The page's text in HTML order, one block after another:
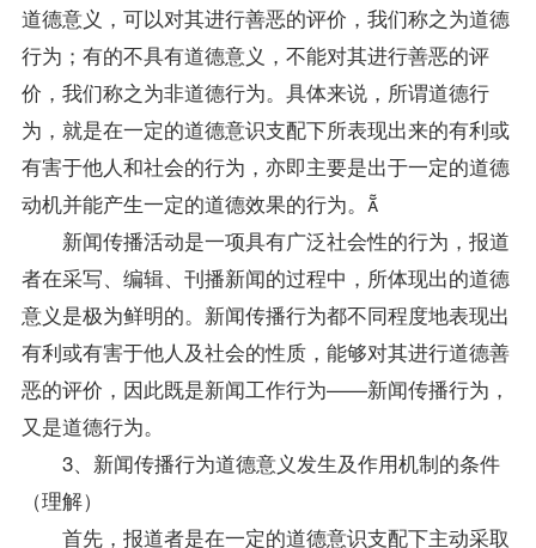
道德意义，可以对其进行善恶的评价，我们称之为道德
行为；有的不具有道德意义，不能对其进行善恶的评
价，我们称之为非道德行为。具体来说，所谓道德行
为，就是在一定的道德意识支配下所表现出来的有利或
有害于他人和社会的行为，亦即主要是出于一定的道德
动机并能产生一定的道德效果的行为。
新闻传播活动是一项具有广泛社会性的行为，报道
者在采写、编辑、刊播新闻的过程中，所体现出的道德
意义是极为鲜明的。新闻传播行为都不同程度地表现出
有利或有害于他人及社会的性质，能够对其进行道德善
恶的评价，因此既是新闻工作行为——新闻传播行为，
又是道德行为。
3、新闻传播行为道德意义发生及作用机制的条件
（理解）
首先，报道者是在一定的道德意识支配下主动采取